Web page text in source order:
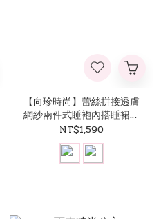
【向珍時尚】蕾絲拼接透膚
網紗兩件式睡袍內搭睡裙套
裝
NT$1,590